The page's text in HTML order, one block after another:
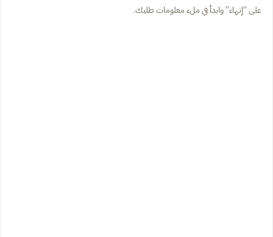
على “إنهاء” وابدأ في ملء معلومات طلبك.